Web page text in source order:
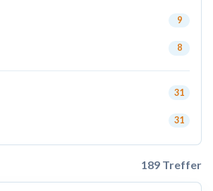
9
8
31
31
189 Treffer